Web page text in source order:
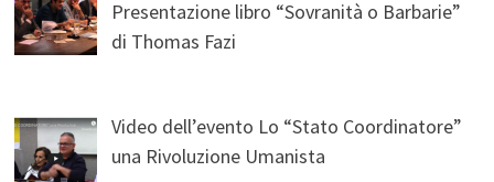
Presentazione libro “Sovranità o Barbarie”
di Thomas Fazi
Video dell’evento Lo “Stato Coordinatore”
una Rivoluzione Umanista